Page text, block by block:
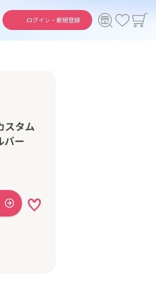
ログイン・ 新規登録
スタム
バー